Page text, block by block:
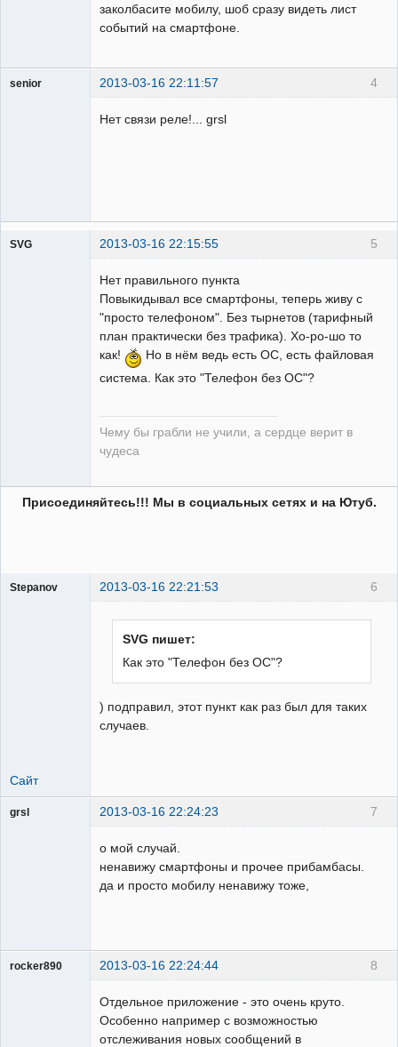
заколбасите мобилу, шоб сразу видеть лист
событий на смартфоне.
4
senior 2013-03-16 22:11:57
Нет связи реле!... grsl
5
SVG 2013-03-16 22:15:55
Нет правильного пункта
Повыкидывал все смартфоны, теперь живу с
"просто телефоном". Без тырнетов (тарифный
план практически без трафика). Хо-ро-шо то
как!
Но в нём ведь есть ОС, есть файловая
система. Как это "Телефон без ОС"?
Чему бы грабли не учили, а сердце верит в
чудеса
Присоединяйтесь!!! Мы в социальных сетях и на Ютуб.
6
Stepanov 2013-03-16 22:21:53
SVG пишет:
Как это "Телефон без ОС"?
) подправил, этот пункт как раз был для таких
случаев.
Сайт
7
grsl 2013-03-16 22:24:23
о мой случай.
ненавижу смартфоны и прочее прибамбасы.
да и просто мобилу ненавижу тоже,
8
rocker890 2013-03-16 22:24:44
ГИПроектировщик
Отдельное приложение - это очень круто.
Особенно например с возможностью
отслеживания новых сообщений в